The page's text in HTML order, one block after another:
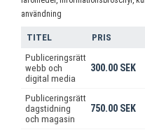
användning
TITEL PRIS
Publiceringsrätt
webb och
digital media
300.00 SEK
Publiceringsrätt
dagstidning
och magasin
750.00 SEK